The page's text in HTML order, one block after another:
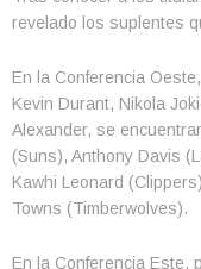
revelado los suplentes
En la Conferencia
Kevin Durant, Nikola
Alexander, se
(Suns), Anthony Davis
Kawhi Leonard
Towns (Timberwolves).
En la Conferencia Este,